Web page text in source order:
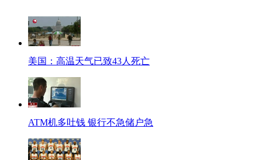
美国：高温天气已致43人死亡
ATM机多吐钱 银行不急储户急